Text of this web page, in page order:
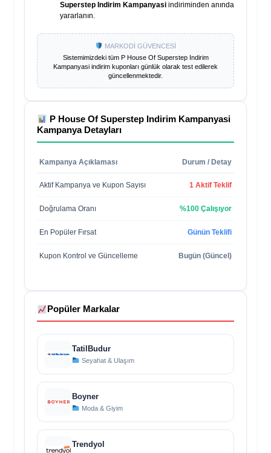
Superstep Indirim Kampanyasi indiriminden anında
yararlanın.
MARKODİ GÜVENCESİ
Sistemimizdeki tüm P House Of Superstep Indirim
Kampanyasi indirim kuponları günlük olarak test edilerek
güncellenmektedir.
P House Of Superstep Indirim Kampanyasi
Kampanya Detayları
Kampanya Açıklaması Durum / Detay
Aktif Kampanya ve Kupon Sayısı 1 Aktif Teklif
Doğrulama Oranı %100 Çalışıyor
En Popüler Fırsat Günün Teklifi
Kupon Kontrol ve Güncelleme Bugün (Güncel)
Popüler Markalar
TatilBudur
Seyahat & Ulaşım
Boyner
Moda & Giyim
Trendyol